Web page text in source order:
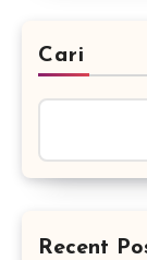
Cari
Recent